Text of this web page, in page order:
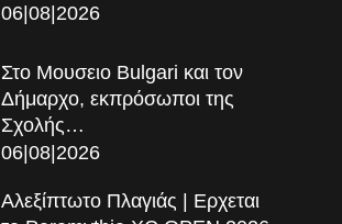
06|08|2026
Στο Μουσειο Bulgari και τον
Δήμαρχο, εκπρόσωποι της
Σχολής…
06|08|2026
Αλεξίπτωτο Πλαγιάς | Ερχεται